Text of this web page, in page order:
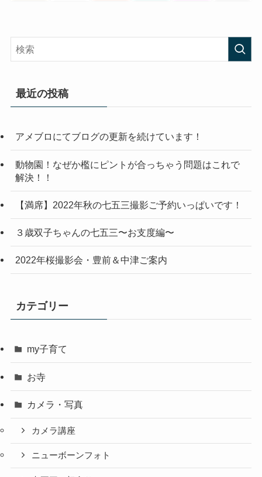
最近の投稿
アメブロにてブログの更新を続けています！
動物園！なぜか檻にピントが合っちゃう問題はこれで
解決！！
【満席】2022年秋の七五三撮影ご予約いっぱいです！
３歳双子ちゃんの七五三〜お支度編〜
2022年桜撮影会・豊前＆中津ご案内
カテゴリー
my子育て
お寺
カメラ・写真
カメラ講座
ニューボーンフォト